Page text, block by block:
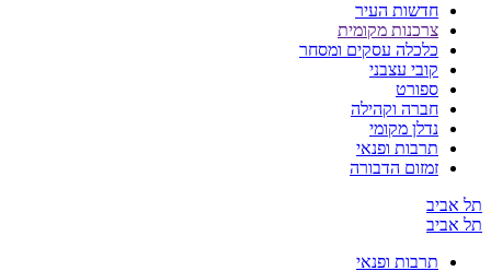
חדשות העיר
צרכנות מקומית
כלכלה עסקים ומסחר
קובי עצבני
ספורט
חברה וקהילה
נדלן מקומי
תרבות ופנאי
זמזום הדבורה
תרבות ופנאי